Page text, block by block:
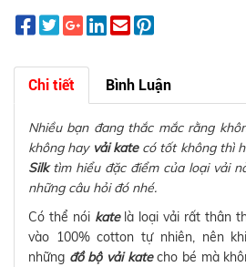
Chi tiết Bình Luận
Nhiều bạn đang thắc mắc rằng
không hay vải katecó tốt không thì
Silktìm hiểu đặc điểm của loại vải
những câu hỏi đó nhé.
Có thể nói katelà loại vải rất thân
vào 100% cotton tự nhiên, nên
những đồ bộ vải katecho bé mà